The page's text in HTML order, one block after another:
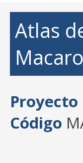
Atlas
Proyecto
Código